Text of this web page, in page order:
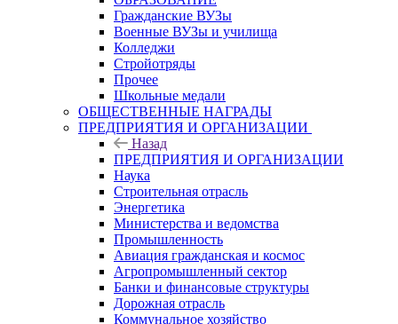
Гражданские ВУЗы
Военные ВУЗы и училища
Колледжи
Стройотряды
Прочее
Школьные медали
ОБЩЕСТВЕННЫЕ НАГРАДЫ
ПРЕДПРИЯТИЯ И ОРГАНИЗАЦИИ
Назад
ПРЕДПРИЯТИЯ И ОРГАНИЗАЦИИ
Наука
Строительная отрасль
Энергетика
Министерства и ведомства
Промышленность
Авиация гражданская и космос
Агропромышленный сектор
Банки и финансовые структуры
Дорожная отрасль
Коммунальное хозяйство